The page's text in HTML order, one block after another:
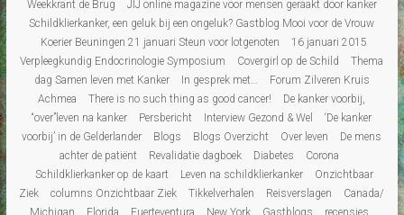
Weekkrant de Brug
JIJ online magazine voor mensen geraakt door kanker
Schildklierkanker, een geluk bij een ongeluk? Gastblog Mooi voor de Vrouw
Koerier Beuningen 21 januari Steun voor lotgenoten
16 januari 2015
Verpleegkundig Endocrinologie Symposium
Covergirl op de Schild
Thema
dag Samen leven met Kanker
In gesprek met…
Forum Zilveren Kruis
Achmea
There is no such thing as good cancer!
De kanker voorbij,
“over”leven na kanker
Persbericht Interview Gezond & Wel
‘De kanker
voorbij’ in de Gelderlander
Blogs Blogs Overzicht Over leven
De mens
achter de patiënt
Revalidatie dagboek Diabetes
Corona
Schildklierkanker op de kaart
Leven na schildklierkanker
Onzichtbaar
Ziek
columns Onzichtbaar Ziek Tikkelverhalen Reisverslagen
Canada/
Michigan
Florida Fuerteventura New York Gastblogs recensies